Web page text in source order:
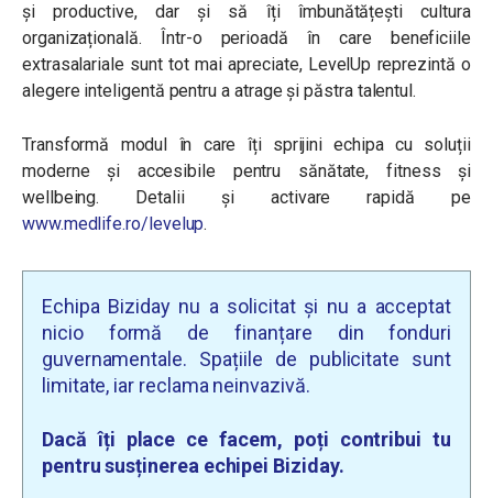
și productive, dar și să îți îmbunătățești cultura
organizațională. Într-o perioadă în care beneficiile
extrasalariale sunt tot mai apreciate, LevelUp reprezintă o
alegere inteligentă pentru a atrage și păstra talentul.
Transformă modul în care îți sprijini echipa cu soluții
moderne și accesibile pentru sănătate, fitness și
wellbeing. Detalii și activare rapidă pe
www.medlife.ro/levelup.
Echipa Biziday nu a solicitat și nu a acceptat
nicio formă de finanțare din fonduri
guvernamentale. Spațiile de publicitate sunt
limitate, iar reclama neinvazivă.
Dacă îți place ce facem, poți contribui tu
pentru susținerea echipei Biziday.